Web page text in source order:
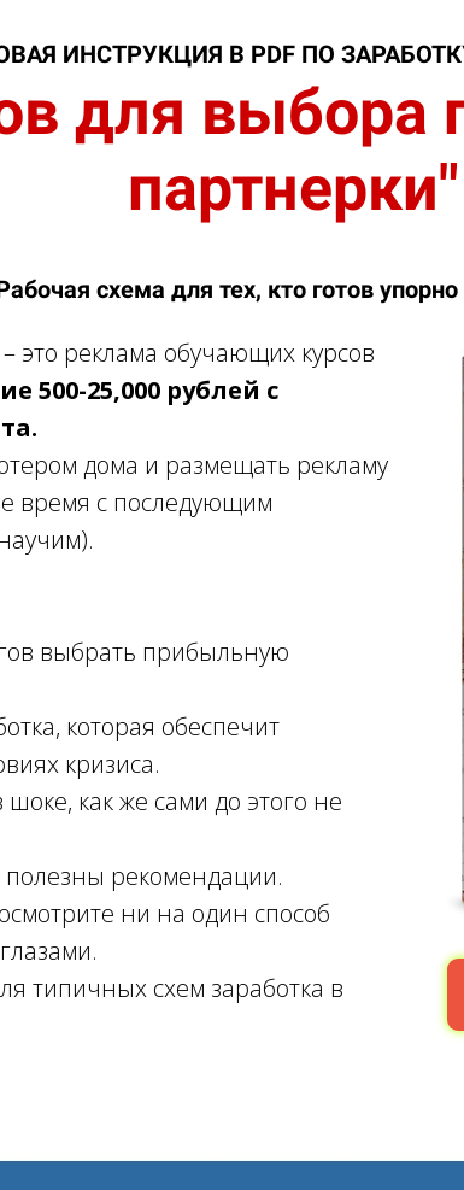
ИНСТРУКЦИЯ В PDF ПО
для выбора
партнерки"
схема для тех, кто готов
это реклама обучающих курсов
500-25,000 рублей с
дома и размещать рекламу
время с последующим
выбрать прибыльную
которая обеспечит
кризиса.
как же сами до этого не
полезны рекомендации.
ни на один способ
типичных схем заработка в